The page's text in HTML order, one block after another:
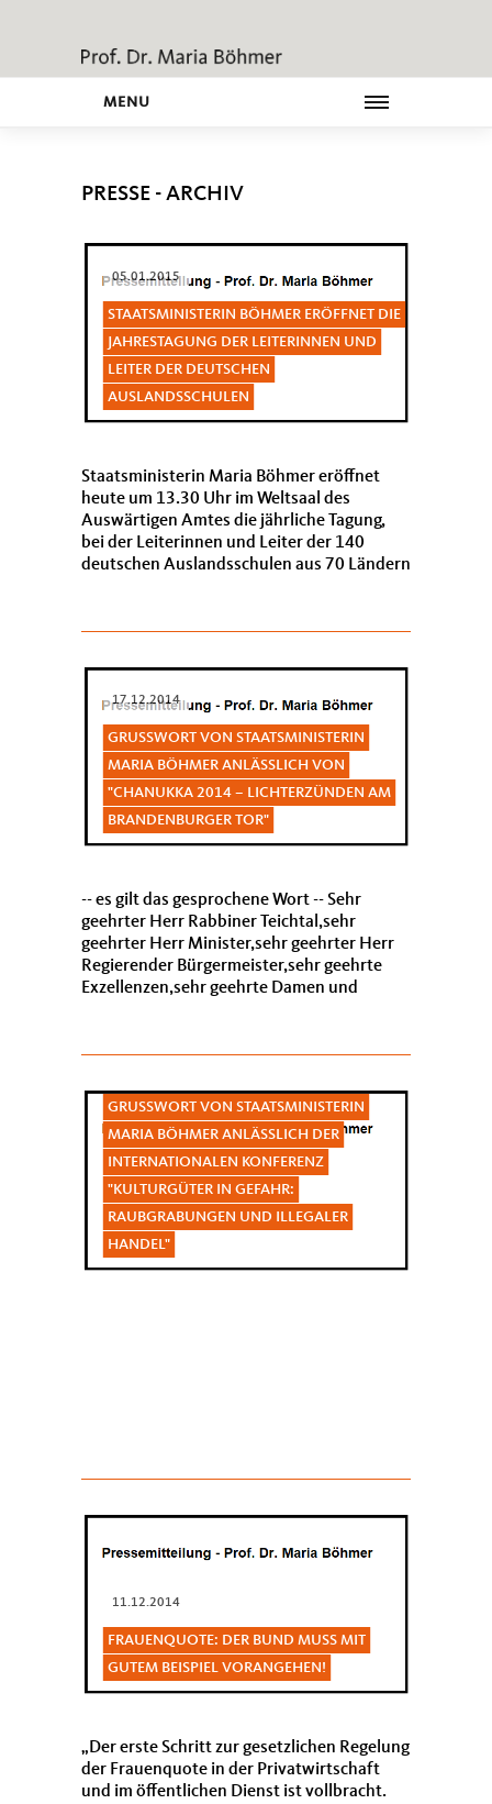
MENU
PRESSE - ARCHIV
05.01.2015
STAATSMINISTERIN BÖHMER ERÖFFNET DIE
JAHRESTAGUNG DER LEITERINNEN UND
LEITER DER DEUTSCHEN
AUSLANDSSCHULEN
Staatsministerin Maria Böhmer eröffnet
heute um 13.30 Uhr im Weltsaal des
Auswärtigen Amtes die jährliche Tagung,
bei der Leiterinnen und Leiter der 140
deutschen Auslandsschulen aus 70 Ländern
17.12.2014
GRUSSWORT VON STAATSMINISTERIN M
ARIA BÖHMER ANLÄSSLICH VON "
CHANUKKA 2014 – LICHTERZÜNDEN AM B
RANDENBURGER TOR"
-- es gilt das gesprochene Wort -- Sehr
geehrter Herr Rabbiner Teichtal,sehr
geehrter Herr Minister,sehr geehrter Herr
Regierender Bürgermeister,sehr geehrte
Exzellenzen,sehr geehrte Damen und
GRUSSWORT VON STAATSMINISTERIN M
ARIA BÖHMER ANLÄSSLICH DER I
NTERNATIONALEN KONFERENZ "
KULTURGÜTER IN GEFAHR: R
AUBGRABUNGEN UND ILLEGALER H
ANDEL"
11.12.2014
FRAUENQUOTE: DER BUND MUSS MIT
GUTEM BEISPIEL VORANGEHEN!
Der erste Schritt zur gesetzlichen Regelung
der Frauenquote in der Privatwirtschaft
und im öffentlichen Dienst ist vollbracht.